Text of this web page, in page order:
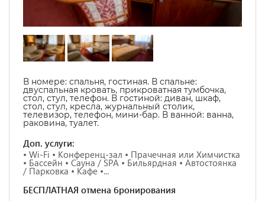
В номере: спальня, гостиная. В спальне:
двуспальная кровать, прикроватная тумбочка,
стол, стул, телефон. В гостиной: диван, шкаф,
стол, стул, кресла, журнальный столик,
телевизор, телефон, мини-бар. В ванной: ванна,
раковина, туалет.
Доп. услуги:
• Wi-Fi • Конференц-зал • Прачечная или Химчистка
• Бассейн • Сауна / SPA • Бильярдная • Автостоянка
/ Парковка • Кафе •...
БЕСПЛАТНАЯ отмена бронирования